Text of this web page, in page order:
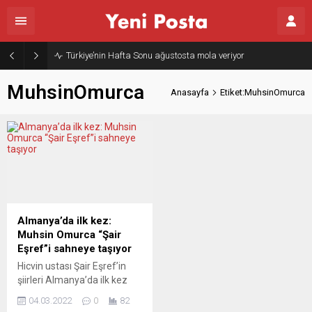
Türkiye’nin Hafta Sonu ağustosta mola veriyor
MuhsinOmurca Anasayfa Etiket:MuhsinOmurca
Almanya’da ilk kez:
Muhsin Omurca “Şair
Eşref”i sahneye taşıyor
Hicvin ustası Şair Eşref’in
şiirleri Almanya’da ilk kez
konuluyor. Alman
04.03.2022 0 82